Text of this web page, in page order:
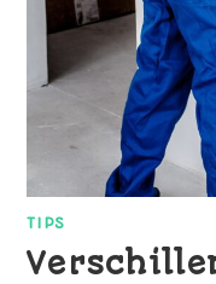
TIPS